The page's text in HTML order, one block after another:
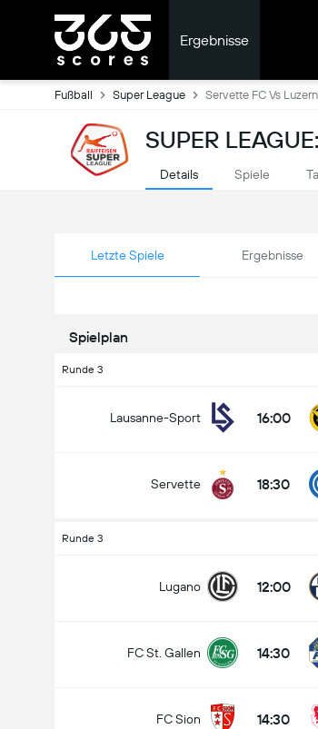
Ergebnisse
Fußball Super League Servette FC Vs Luzern
SUPER
Details Spiele
Letzte Spiele Ergebnisse
Spielplan
Runde 3
Lausanne-Sport 16:00
Servette 18:30
Runde 3
Lugano 12:00
FC St. Gallen 14:30
FC Sion 14:30
Über